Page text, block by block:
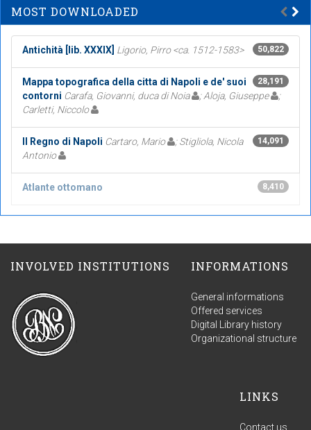
MOST DOWNLOADED
50,822
Antichità [lib. XXXIX] Ligorio, Pirro <ca. 1512-1583>
28,191
Mappa topografica della citta di Napoli e de' suoi
contorni Carafa, Giovanni, duca di Noia ; Aloja, Giuseppe
;
Carletti, Niccolo
14,091
Il Regno di Napoli Cartaro, Mario
; Stigliola, Nicola
Antonio
8,410
Atlante ottomano
INVOLVED INSTITUTIONS INFORMATIONS
General informations
Offered services
Digital Library history
Organizational structure
LINKS
Contact us